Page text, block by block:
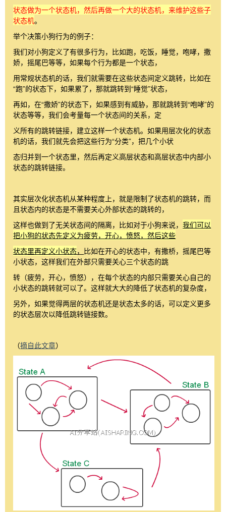
状态做为一个状态机，然后再做一个大的状态机，来维护这些子
状态机。
举个决策小狗行为的例子：
我们对小狗定义了有很多行为，比如跑，吃饭，睡觉，咆哮，撒
娇，摇尾巴等等，如果每个行为都是一个状态，
用常规状态机的话，我们就需要在这些状态间定义跳转，比如在
“跑”的状态下，如果累了，那就跳转到“睡觉”状态，
再如，在“撒娇”的状态下，如果感到有威胁，那就跳转到“咆哮”的
状态等等，我们会考量每一个状态间的关系，定
义所有的跳转链接，建立这样一个状态机。如果用层次化的状态
机的话，我们就先会把这些行为“分类”，把几个小状
态归并到一个状态里，然后再定义高层状态和高层状态中内部小
状态的跳转链接。
其实层次化状态机从某种程度上，就是限制了状态机的跳转，而
且状态内的状态是不需要关心外部状态的跳转的，
这样也做到了无关状态间的隔离，比如对于小狗来说，我们可以
把小狗的状态先定义为疲劳，开心，愤怒，然后这些
状态里再定义小状态， 比如在开心的状态中，有撒桥，摇尾巴等
小状态，这样我们在外部只需要关心三个状态的跳
转（疲劳，开心，愤怒），在每个状态的内部只需要关心自己的
小状态的跳转就可以了。这样就大大的降低了状态机的复杂度，
另外，如果觉得两层的状态机还是状态太多的话，可以定义更多
的状态层次以降低跳转链接数。
（摘自此文章）